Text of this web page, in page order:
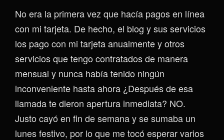
No era la primera vez que hacía pagos en línea
con mi tarjeta. De hecho, el blog y sus servicios
los pago con mi tarjeta anualmente y otros
servicios que tengo contratados de manera
mensual y nunca había tenido ningún
inconveniente hasta ahora ¿Después de esa
llamada te dieron apertura inmediata? NO.
Justo cayó en fin de semana y se sumaba un
lunes festivo, por lo que me tocó esperar varios